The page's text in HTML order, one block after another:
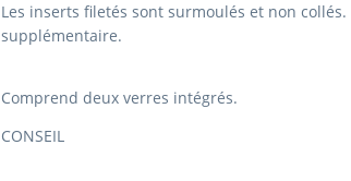
Les inserts filetés sont surmoulés et non collés.
supplémentaire.
Comprend deux verres intégrés.
CONSEIL